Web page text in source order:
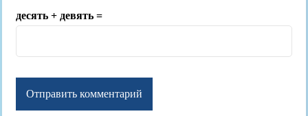
десять + девять =